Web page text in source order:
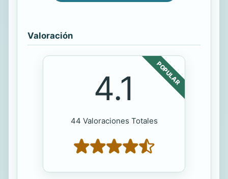
Valoración
POPULAR
4.1
44 Valoraciones Totales